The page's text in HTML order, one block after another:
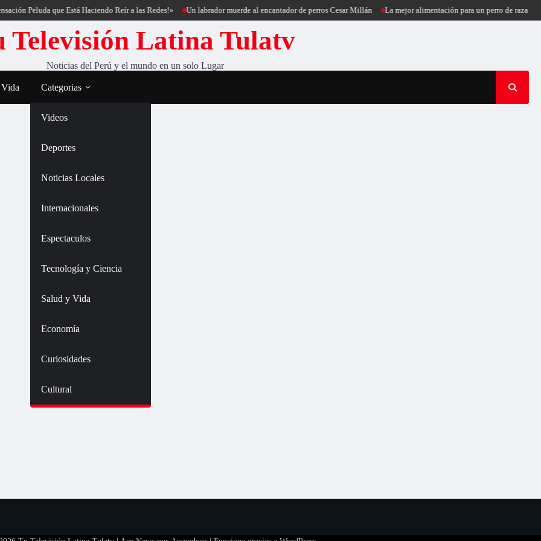
Peluda que Está Haciendo Reír a las Redes!» Un labrador muerde al encantador de perros Cesar Millán La mejor alimentación para un perro de raza
Televisión Latina Tulatv
Noticias del Perú y el mundo en un solo Lugar
Categorias
Videos
Deportes
Noticias Locales
Internacionales
Espectaculos
Tecnología y Ciencia
Salud y Vida
Economía
Curiosidades
Cultural